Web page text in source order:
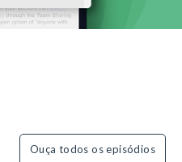
Ouça todos os episódios